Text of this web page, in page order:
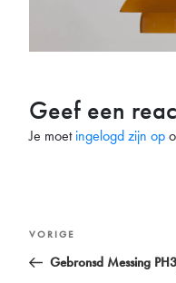
Geef een
Je moetingelogd zijn op
Bericht
navigatie
Vorig
bericht
VORIGE
Gebronsd Messing